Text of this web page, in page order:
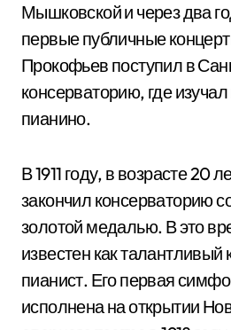
Мышковской и через два
первые публичные
Прокофьев поступил в
консерваторию, где
пианино.
В 1911 году, в возрасте 20
закончил консерваторию
золотой медалью. В это
известен как талантливый
пианист. Его первая
исполнена на открытии